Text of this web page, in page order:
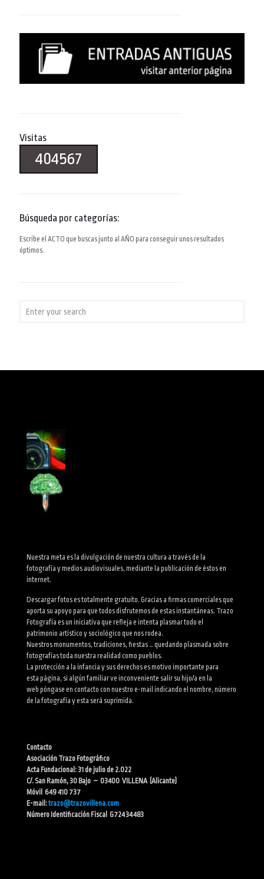
Visitas
404567
Búsqueda por categorías:
Escribe el ACTO que buscas junto al AÑO para conseguir unos resultados
óptimos.
Nuestra meta es la divulgación de nuestra cultura a través de la
fotografía y medios audiovisuales, mediante la publicación de éstos en
internet.
Descargar fotos es totalmente gratuito. Gracias a firmas comerciales que
aporta su apoyo para que todos disfrutemos de estas instantáneas. Trazo
Fotografía es un iniciativa que refleja e intenta plasmar todo el
patrimonio artístico y sociológico que nos rodea.
Nuestros monumentos, tradiciones, fiestas … quedando plasmada sobre
fotografías toda nuestra realidad como pueblos.
La protección a la infancia y sus derechos es motivo importante para
esta página, si algún familiar ve inconveniente salir su hijo/a en la
web póngase en contacto con nuestro e-mail indicando el nombre, número
de la fotografía y esta será suprimida.
Contacto
Asociación Trazo Fotográfico
Acta Fundacional: 31 de julio de 2.022
C/. San Ramón, 30 Bajo – 03400 VILLENA (Alicante)
Móvil 649 410 737
E-mail:trazo@trazovillena.com
Número Identificación Fiscal G72434483